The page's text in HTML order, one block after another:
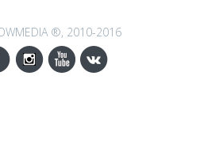
®, 2010-2016